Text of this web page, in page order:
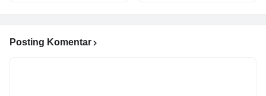
Posting Komentar